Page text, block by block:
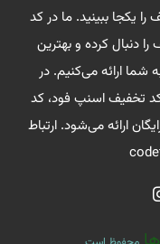
یکجا ببینید. ما در کد
دنبال کرده و بهترین
شما ارائه می‌کنیم. در
تخفیف اسنپ فود، کد
ارائه می‌شود. ارتباط